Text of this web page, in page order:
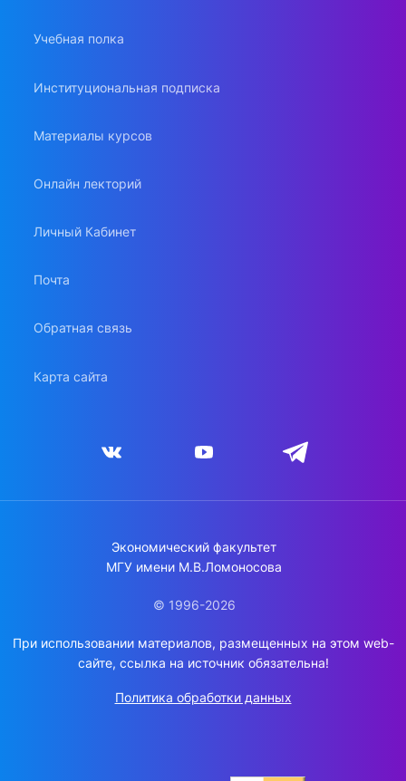
Учебная полка
Институциональная подписка
Материалы курсов
Онлайн лекторий
Личный Кабинет
Почта
Обратная связь
Карта сайта
Экономический факультет
МГУ имени М.В.Ломоносова
© 1996-2026
При использовании материалов, размещенных на этом web-
сайте, ссылка на источник обязательна!
Политика обработки данных